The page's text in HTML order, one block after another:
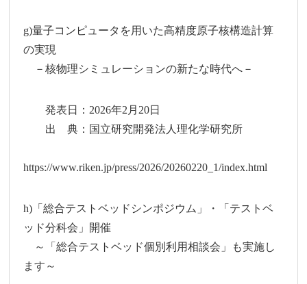
g)量子コンピュータを用いた高精度原子核構造計算
の実現
－核物理シミュレーションの新たな時代へ－
発表日：2026年2月20日
出 典：国立研究開発法人理化学研究所
https://www.riken.jp/press/2026/20260220_1/index.html
h)「総合テストベッドシンポジウム」・「テストベ
ッド分科会」開催
～「総合テストベッド個別利用相談会」も実施し
ます～